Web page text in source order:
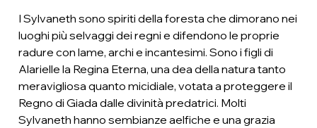
I Sylvaneth sono spiriti della foresta che dimorano nei
luoghi più selvaggi dei regni e difendono le proprie
radure con lame, archi e incantesimi. Sono i figli di
Alarielle la Regina Eterna, una dea della natura tanto
meravigliosa quanto micidiale, votata a proteggere il
Regno di Giada dalle divinità predatrici. Molti
Sylvaneth hanno sembianze aelfiche e una grazia